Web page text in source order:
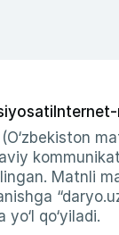
Matnli
qo‘yiladi.